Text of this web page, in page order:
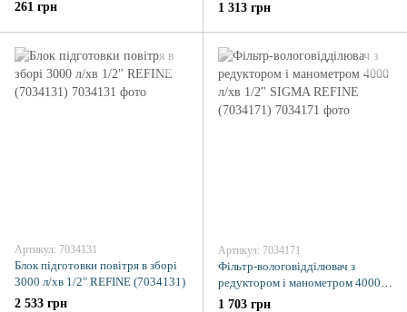
261 грн
(7034021)
1 313 грн
Артикул: 7034131
Блок підготовки повітря в зборі
3000 л/хв 1/2" REFINE (7034131)
2 533 грн
Артикул: 7034171
Фільтр-вологовідділювач з
редуктором і манометром 4000 л/
хв 1/2" SIGMA REFINE (7034171)
1 703 грн